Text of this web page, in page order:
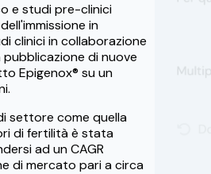
e studi pre-clinici
in
clinici in collaborazione
di nuove
Epigenox® su un
settore come quella
di fertilità è stata
ad un CAGR
di mercato pari a circa